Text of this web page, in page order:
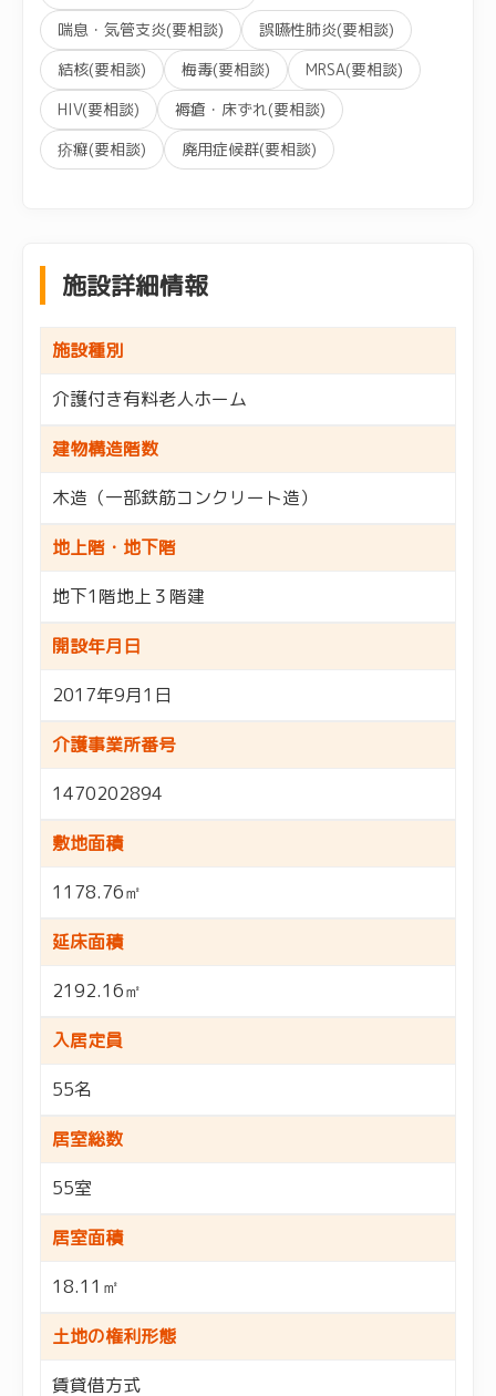
喘息・気管支炎(要相談)
誤嚥性肺炎(要相談)
結核(要相談)
梅毒(要相談)
MRSA(要相談)
HIV(要相談)
褥瘡・床ずれ(要相談)
疥癬(要相談)
廃用症候群(要相談)
施設詳細情報
施設種別
介護付き有料老人ホーム
建物構造階数
木造（一部鉄筋コンクリート造）
地上階・地下階
地下1階地上３階建
開設年月日
2017年9月1日
介護事業所番号
1470202894
敷地面積
1178.76㎡
延床面積
2192.16㎡
入居定員
55名
居室総数
55室
居室面積
18.11㎡
土地の権利形態
賃貸借方式